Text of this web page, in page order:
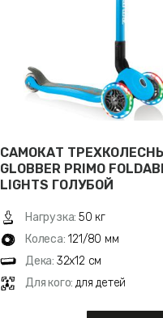
САМОКАТ
GLOBBER PRIMO
LIGHTS ГОЛУБОЙ
Нагрузка: 50 кг
Колеса: 121/80 мм
Дека: 32х12 см
Для кого: для детей